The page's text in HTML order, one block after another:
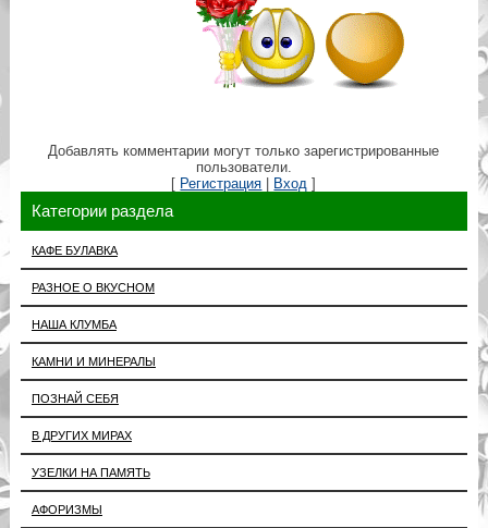
Добавлять комментарии могут только зарегистрированные
пользователи.
[ Регистрация | Вход ]
Категории раздела
КАФЕ БУЛАВКА
РАЗНОЕ О ВКУСНОМ
НАША КЛУМБА
КАМНИ И МИНЕРАЛЫ
ПОЗНАЙ СЕБЯ
В ДРУГИХ МИРАХ
УЗЕЛКИ НА ПАМЯТЬ
АФОРИЗМЫ